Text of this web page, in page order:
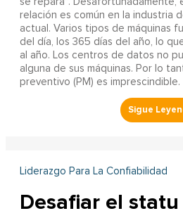
relación es común en la industria
actual. Varios tipos de máquinas
del día, los 365 días del año, lo
al año. Los centros de datos no
alguna de sus máquinas. Por lo
preventivo (PM) es imprescindible.
Liderazgo Para La Confiabilidad
Desafiar el